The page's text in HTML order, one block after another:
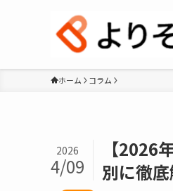
ホーム コラム
【2026
別に徹
2026
4/09